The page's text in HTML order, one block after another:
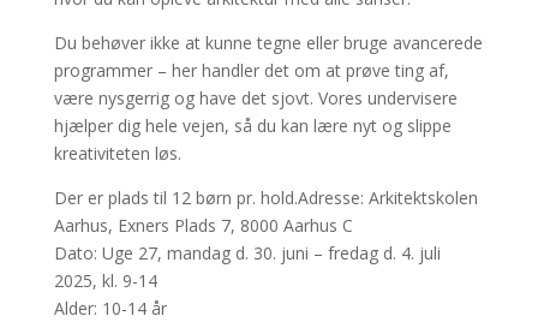
Du behøver ikke at kunne tegne eller bruge avancerede
programmer – her handler det om at prøve ting af,
være nysgerrig og have det sjovt. Vores undervisere
hjælper dig hele vejen, så du kan lære nyt og slippe
kreativiteten løs.
Der er plads til 12 børn pr. hold.Adresse: Arkitektskolen
Aarhus, Exners Plads 7, 8000 Aarhus C
Dato: Uge 27, mandag d. 30. juni – fredag d. 4. juli
2025, kl. 9-14
Alder: 10-14 år